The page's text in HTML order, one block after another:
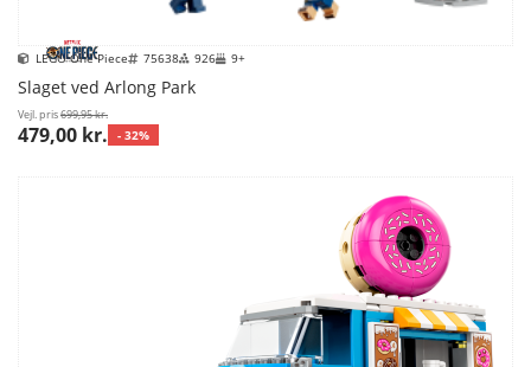
LEGO One Piece 75638 926 9+
Slaget ved Arlong Park
Vejl. pris699,95 kr.
479,00 kr. - 32%